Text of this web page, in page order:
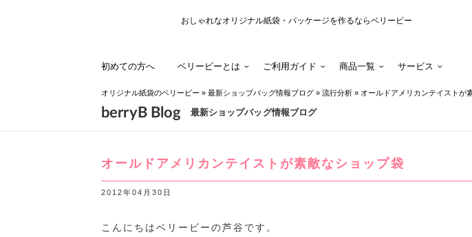
おしゃれなオリジナル紙袋・パッケージを作るならベリービー
初めての方へ ベリービーとは ご利用ガイド 商品一覧 サービス
オリジナル紙袋のベリービー » 最新ショップバッグ情報ブログ » 流行分析 » オールドアメリカンテイストが
最新ショップバッグ情報ブログ
berryB Blog
オールドアメリカンテイストが素敵なショップ袋
2012年04月30日
こんにちはベリービーの芦谷です。